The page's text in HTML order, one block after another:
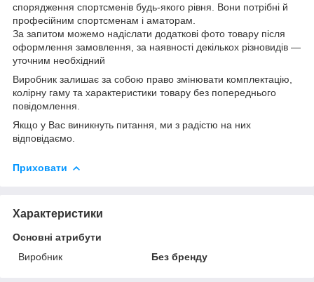
спорядження спортсменів будь-якого рівня. Вони потрібні й
професійним спортсменам і аматорам.
За запитом можемо надіслати додаткові фото товару після
оформлення замовлення, за наявності декількох різновидів —
уточним необхідний
Виробник залишає за собою право змінювати комплектацію,
колірну гаму та характеристики товару без попереднього
повідомлення.
Якщо у Вас виникнуть питання, ми з радістю на них
відповідаємо.
Приховати
Характеристики
Основні атрибути
Виробник
Без бренду